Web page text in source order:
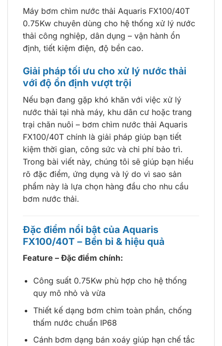
Máy bơm chìm nước thải Aquaris FX100/40T
0.75Kw chuyên dùng cho hệ thống xử lý nước
thải công nghiệp, dân dụng – vận hành ổn
định, tiết kiệm điện, độ bền cao.
Giải pháp tối ưu cho xử lý nước thải
với độ ổn định vượt trội
Nếu bạn đang gặp khó khăn với việc xử lý
nước thải tại nhà máy, khu dân cư hoặc trang
trại chăn nuôi – bơm chìm nước thải Aquaris
FX100/40T chính là giải pháp giúp bạn tiết
kiệm thời gian, công sức và chi phí bảo trì.
Trong bài viết này, chúng tôi sẽ giúp bạn hiểu
rõ đặc điểm, ứng dụng và lý do vì sao sản
phẩm này là lựa chọn hàng đầu cho nhu cầu
bơm nước thải.
Đặc điểm nổi bật của Aquaris
FX100/40T – Bền bỉ & hiệu quả
Feature – Đặc điểm chính:
Công suất 0.75Kw phù hợp cho hệ thống
quy mô nhỏ và vừa
Thiết kế dạng bơm chìm toàn phần, chống
thấm nước chuẩn IP68
Cánh bơm dạng bán xoáy giúp hạn chế tắc